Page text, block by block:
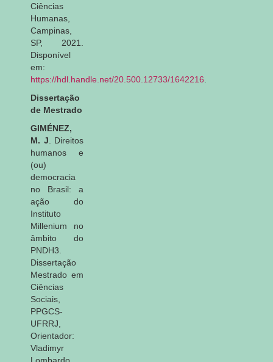
Ciências
Humanas,
Campinas,
SP, 2021.
Disponível
em:
https://hdl.handle.net/20.500.12733/1642216
Dissertação
de Mestrado
GIMÉNEZ,
M. J
Direitos
humanos e
(ou)
democracia
no Brasil: a
ação do
Instituto
Millenium no
âmbito do
PNDH3.
Dissertação
Mestrado em
Ciências
Sociais,
PPGCS-
UFRRJ,
Orientador:
Vladimyr
Lombardo